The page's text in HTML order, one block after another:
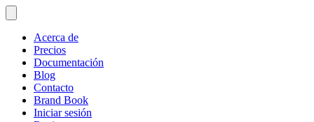
Acerca de
Precios
Documentación
Blog
Contacto
Brand Book
Iniciar sesión